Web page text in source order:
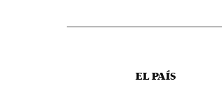
EL PAÍS